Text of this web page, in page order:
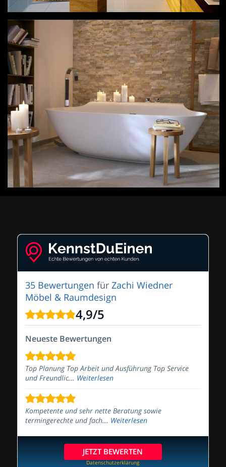
35 Bewertungen für Zachi Wiedner
Möbel & Raumdesign
4,9/5
Neueste Bewertungen
Top Planung Top Arbeit und Ausführung Top Service
und Freundlic... Weiterlesen
Kompetente und sehr nette Beratung sowie
termingerechte und fach... Weiterlesen
JETZT BEWERTEN
Datenschutzerklärung